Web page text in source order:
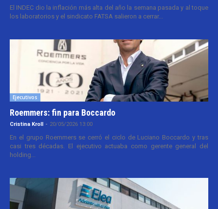
El INDEC dio la inflación más alta del año la semana pasada y al toque
los laboratorios y el sindicato FATSA salieron a cerrar...
Ejecutivos
Roemmers: fin para Boccardo
Cristina Kroll - 20/05/2026 13:00
En el grupo Roemmers se cerró el ciclo de Luciano Boccardo y tras
casi tres décadas. El ejecutivo actuaba como gerente general del
holding...